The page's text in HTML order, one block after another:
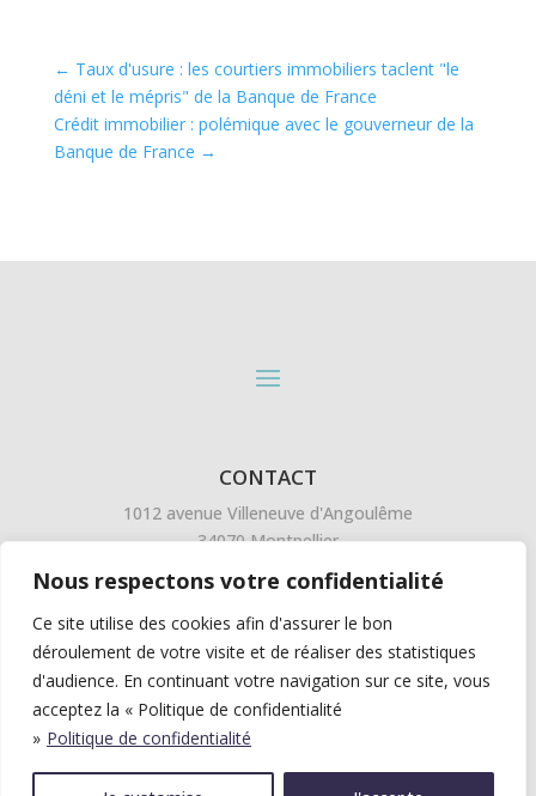
Nous respectons votre confidentialité
Ce site utilise des cookies afin d'assurer le bon
déroulement de votre visite et de réaliser des statistiques
d'audience. En continuant votre navigation sur ce site, vous
acceptez la « Politique de confidentialité
» Politique de confidentialité
← Taux d'usure : les courtiers immobiliers taclent "le
déni et le mépris" de la Banque de France
Crédit immobilier : polémique avec le gouverneur de la
Banque de France →
CONTACT
1012 avenue Villeneuve d'Angoulême
34070 Montpellier
SUIVEZ L'ACTU EN DIRECT
SUR LINKEDIN